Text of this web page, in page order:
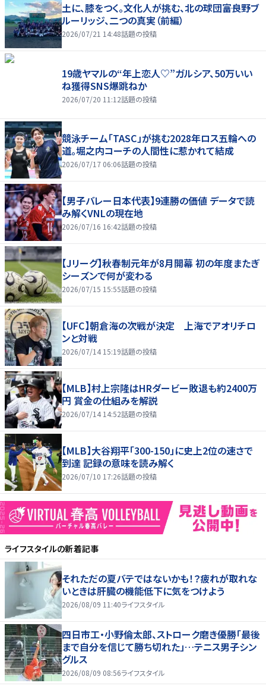
土に、膝をつく。文化人が挑む、北の球団――富良野ブ
ルーリッジ、二つの真実（前編）
2026/07/21 14:48話題の投稿
19歳ヤマルの“年上恋人♡”ガルシア、50万いい
ね獲得SNS爆跳ねか
2026/07/20 11:12話題の投稿
競泳チーム「TASC」が挑む2028年ロス五輪への
道。堀之内コーチの人間性に惹かれて結成
2026/07/17 06:06話題の投稿
【男子バレー日本代表】9連勝の価値 データで読
み解くVNLの現在地
2026/07/16 16:42話題の投稿
【Jリーグ】秋春制元年が8月開幕 初の年度またぎ
シーズンで何が変わる
2026/07/15 15:55話題の投稿
【UFC】朝倉海の次戦が決定 上海でアオリチロ
ンと対戦
2026/07/14 15:19話題の投稿
【MLB】村上宗隆はHRダービー敗退も約2400万
円 賞金の仕組みを解説
2026/07/14 14:52話題の投稿
【MLB】大谷翔平「300-150」に史上2位の速さで
到達 記録の意味を読み解く
2026/07/10 17:26話題の投稿
ライフスタイルの新着記事
それただの夏バテではないかも！？疲れが取れな
いときは肝臓の機能低下に気をつけよう
2026/08/09 11:40ライフスタイル
四日市工・小野倫太郎、ストローク磨き優勝「最後
まで自分を信じて勝ち切れた」…テニス男子シン
グルス
2026/08/09 08:56ライフスタイル